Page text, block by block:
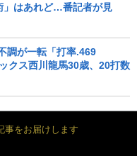
」はあれど…番記者が見
調が一転「打率.469
クス西川龍馬30歳、20打数
事をお届けします